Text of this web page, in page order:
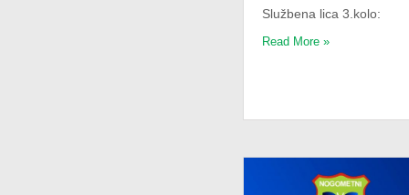
Službena lica 3.kolo:
Read More »